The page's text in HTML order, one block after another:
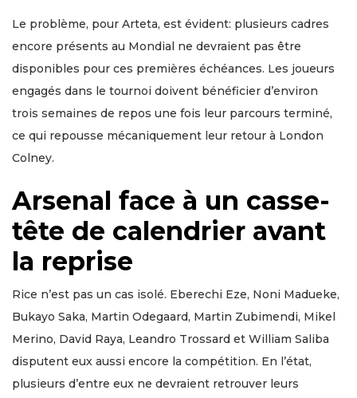
Le problème, pour Arteta, est évident: plusieurs cadres
encore présents au Mondial ne devraient pas être
disponibles pour ces premières échéances. Les joueurs
engagés dans le tournoi doivent bénéficier d’environ
trois semaines de repos une fois leur parcours terminé,
ce qui repousse mécaniquement leur retour à London
Colney.
Arsenal face à un casse-
tête de calendrier avant
la reprise
Rice n’est pas un cas isolé. Eberechi Eze, Noni Madueke,
Bukayo Saka, Martin Odegaard, Martin Zubimendi, Mikel
Merino, David Raya, Leandro Trossard et William Saliba
disputent eux aussi encore la compétition. En l’état,
plusieurs d’entre eux ne devraient retrouver leurs